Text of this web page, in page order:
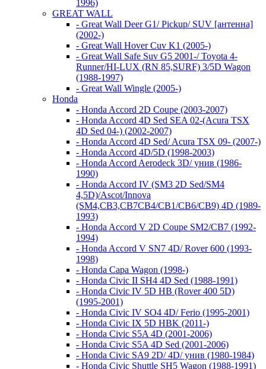
1996)
GREAT WALL
- Great Wall Deer G1/ Pickup/ SUV [антенна]
(2002-)
- Great Wall Hover Cuv K1 (2005-)
- Great Wall Safe Suv G5 2001-/ Toyota 4-
Runner/HI-LUX (RN 85,SURF) 3/5D Wagon
(1988-1997)
- Great Wall Wingle (2005-)
Honda
- Honda Accord 2D Coupe (2003-2007)
- Honda Accord 4D Sed SEA 02-(Acura TSX
4D Sed 04-) (2002-2007)
- Honda Accord 4D Sed/ Acura TSX 09- (2007-)
- Honda Accord 4D/5D (1998-2003)
- Honda Accord Aerodeck 3D/ унив (1986-
1990)
- Honda Accord IV (SM3 2D Sed/SM4
4,5D)/Ascot/Innova
(SM4,CB3,CB7CB4/CB1/CB6/CB9) 4D (1989-
1993)
- Honda Accord V 2D Coupe SM2/CB7 (1992-
1994)
- Honda Accord V SN7 4D/ Rover 600 (1993-
1998)
- Honda Capa Wagon (1998-)
- Honda Civic II SH4 4D Sed (1988-1991)
- Honda Civic IV 5D HB (Rover 400 5D)
(1995-2001)
- Honda Civic IV SO4 4D/ Ferio (1995-2001)
- Honda Civic IX 5D HBK (2011-)
- Honda Civic S5A 4D (2001-2006)
- Honda Civic S5A 4D Sed (2001-2006)
- Honda Civic SA9 2D/ 4D/ унив (1980-1984)
- Honda Civic Shuttle SH5 Wagon (1988-1991)